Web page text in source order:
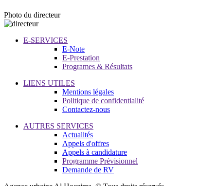
Photo du directeur
E-SERVICES
E-Note
E-Prestation
Programes & Résultats
LIENS UTILES
Mentions légales
Politique de confidentialité
Contactez-nous
AUTRES SERVICES
Actualités
Appels d'offres
Appels à candidature
Programme Prévisionnel
Demande de RV